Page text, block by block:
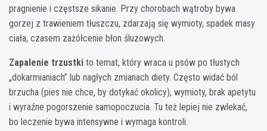
pragnienie i częstsze sikanie. Przy chorobach wątroby bywa
gorzej z trawieniem tłuszczu, zdarzają się wymioty, spadek masy
ciała, czasem zażółcenie błon śluzowych.
Zapalenie trzustki to temat, który wraca u psów po tłustych
„dokarmianiach” lub nagłych zmianach diety. Często widać ból
brzucha (pies nie chce, by dotykać okolicy), wymioty, brak apetytu
i wyraźne pogorszenie samopoczucia. Tu też lepiej nie zwlekać,
bo leczenie bywa intensywne i wymaga kontroli.